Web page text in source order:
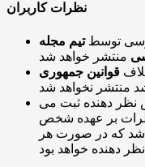
نظرات کاربران
توسطتیم مجله
قوانین جمهوری
نظر دهنده ثبت می
بر عهده شخص
که در صورت هر